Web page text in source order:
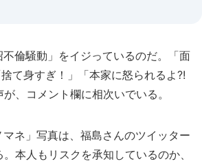
倫騒動」をイジっているのだ。「面
て身すぎ！」「本家に怒られるよ?!
が、コメント欄に相次いでいる。
ネ」写真は、福島さんのツイッター
本人もリスクを承知しているのか、